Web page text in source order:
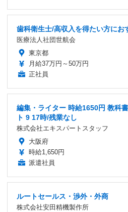
歯科衛生士/高収入を得たい方にお
医療法人社団世航会
東京都
月給37万円～50万円
正社員
編集・ライター 時給1650円 教科
ト 9 17時/残業なし
株式会社エキスパートスタッフ
大阪府
時給1,650円
派遣社員
ルートセールス・渉外・外商
株式会社安田精機製作所